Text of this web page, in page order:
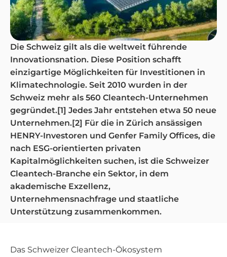
Die Schweiz gilt als die weltweit führende
Innovationsnation. Diese Position schafft
einzigartige Möglichkeiten für Investitionen in
Klimatechnologie. Seit 2010 wurden in der
Schweiz mehr als 560 Cleantech-Unternehmen
gegründet.[1] Jedes Jahr entstehen etwa 50 neue
Unternehmen.[2] Für die in Zürich ansässigen
HENRY-Investoren und Genfer Family Offices, die
nach ESG-orientierten privaten
Kapitalmöglichkeiten suchen, ist die Schweizer
Cleantech-Branche ein Sektor, in dem
akademische Exzellenz,
Unternehmensnachfrage und staatliche
Unterstützung zusammenkommen.
Das Schweizer Cleantech-Ökosystem